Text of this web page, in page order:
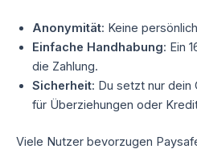
Anonymität: Keine
Einfache Handhabung: Ein
die Zahlung.
Sicherheit: Du setzt nur dein
für Überziehungen oder
Viele Nutzer bevorzugen